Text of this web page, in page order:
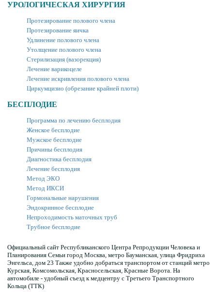
УРОЛОГИЧЕСКАЯ ХИРУРГИЯ
Протезирование полового члена
Протезирование яичка
Удлинение полового члена
Утолщение полового члена
Стерилизация (вазорекция)
Лечение варикоцеле
Лечение искривления полового члена
Циркумцизио (обрезание крайней плоти)
БЕСПЛОДИЕ
Программа по лечению бесплодия
Женское бесплодие
Мужское бесплодие
Причины бесплодия
Диагностика бесплодия
Лечение бесплодия
Метод ЭКО
Метод ИКСИ
Гормональные нарушения
Эндокринное бесплодие
Непроходимость маточных труб
Трубное бесплодие
Официальный сайт Республиканского Центра Репродукции Человека и
Планирования Семьи город Москва, метро Бауманская, улица Фридриха
Энгельса, дом 23 Также удобно добраться транспортом от станций метро
Курская, Комсомольская, Красносельская, Красные Ворота. На
автомобиле - удобный съезд к медцентру с Третьего Транспортного
Кольца (ТТК)